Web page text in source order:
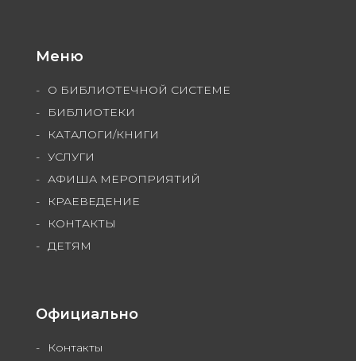
Меню
О БИБЛИОТЕЧНОЙ СИСТЕМЕ
БИБЛИОТЕКИ
КАТАЛОГИ/КНИГИ
УСЛУГИ
АФИША МЕРОПРИЯТИЙ
КРАЕВЕДЕНИЕ
КОНТАКТЫ
ДЕТЯМ
Официально
Контакты